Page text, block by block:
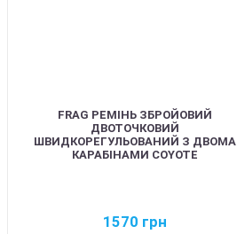
FRAG РЕМІНЬ ЗБРОЙОВИЙ
ДВОТОЧКОВИЙ
ШВИДКОРЕГУЛЬОВАНИЙ З ДВОМА
КАРАБІНАМИ COYOTE
1570 грн